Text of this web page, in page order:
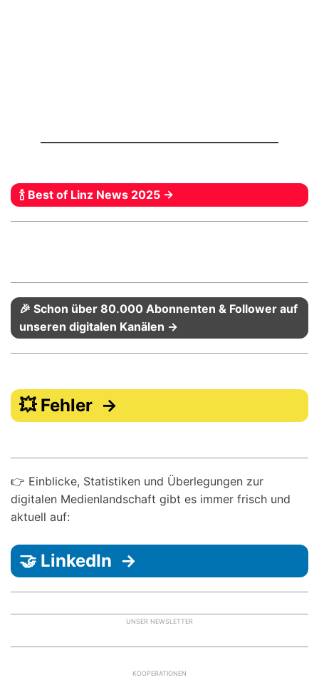
🍾 Best of Linz News 2025 →
🎉 Schon über 80.000 Abonnenten & Follower auf
unseren digitalen Kanälen →
💥 Fehler →
👉 Einblicke, Statistiken und Überlegungen zur
digitalen Medienlandschaft gibt es immer frisch und
aktuell auf:
🤝 LinkedIn →
UNSER NEWSLETTER
KOOPERATIONEN